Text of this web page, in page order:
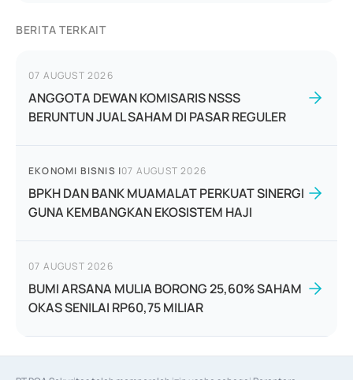
BERITA TERKAIT
07 AUGUST 2026
ANGGOTA DEWAN KOMISARIS NSSS
BERUNTUN JUAL SAHAM DI PASAR REGULER
EKONOMI BISNIS |07 AUGUST 2026
BPKH DAN BANK MUAMALAT PERKUAT SINERGI
GUNA KEMBANGKAN EKOSISTEM HAJI
07 AUGUST 2026
BUMI ARSANA MULIA BORONG 25,60% SAHAM
OKAS SENILAI RP60,75 MILIAR